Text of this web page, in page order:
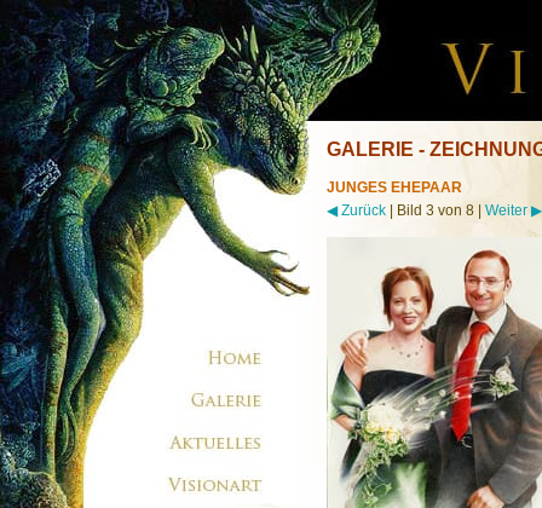
GALERIE -
JUNGES EHEPAAR
◀ Zurück | Bild 3 von 8 | Weiter ▶